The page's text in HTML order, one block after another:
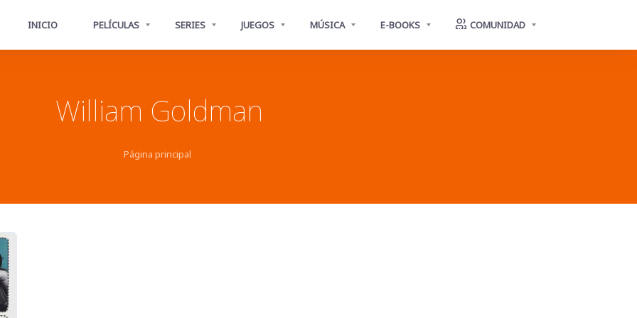
INICIO PELÍCULAS SERIES JUEGOS MÚSICA E-BOOKS COMUNIDAD
William Goldman
Página principal